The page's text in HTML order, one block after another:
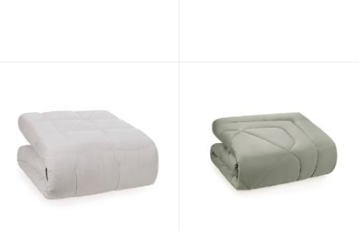
Moda feminina